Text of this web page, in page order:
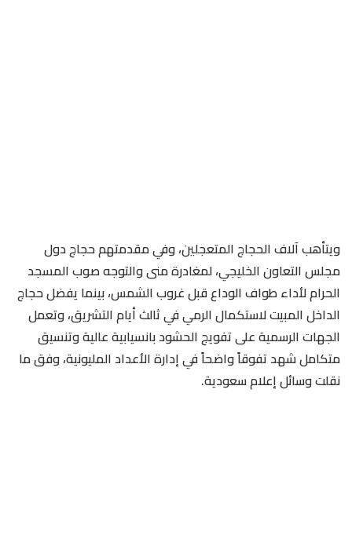
ويتأهب آلاف الحجاج المتعجلين، وفي مقدمتهم حجاج دول
مجلس التعاون الخليجي، لمغادرة منى والتوجه صوب المسجد
الحرام لأداء طواف الوداع قبل غروب الشمس، بينما يفضل حجاج
الداخل المبيت لاستكمال الرمي في ثالث أيام التشريق، وتعمل
الجهات الرسمية على تفويج الحشود بانسيابية عالية وتنسيق
متكامل شهد تفوقاً واضحاً في إدارة الأعداد المليونية، وفق ما
نقلت وسائل إعلام سعودية.